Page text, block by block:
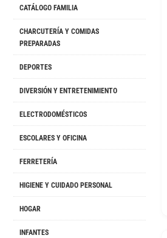
CATÁLOGO FAMILIA
CHARCUTERÍA Y COMIDAS
PREPARADAS
DEPORTES
DIVERSIÓN Y ENTRETENIMIENTO
ELECTRODOMÉSTICOS
ESCOLARES Y OFICINA
FERRETERÍA
HIGIENE Y CUIDADO PERSONAL
HOGAR
INFANTES